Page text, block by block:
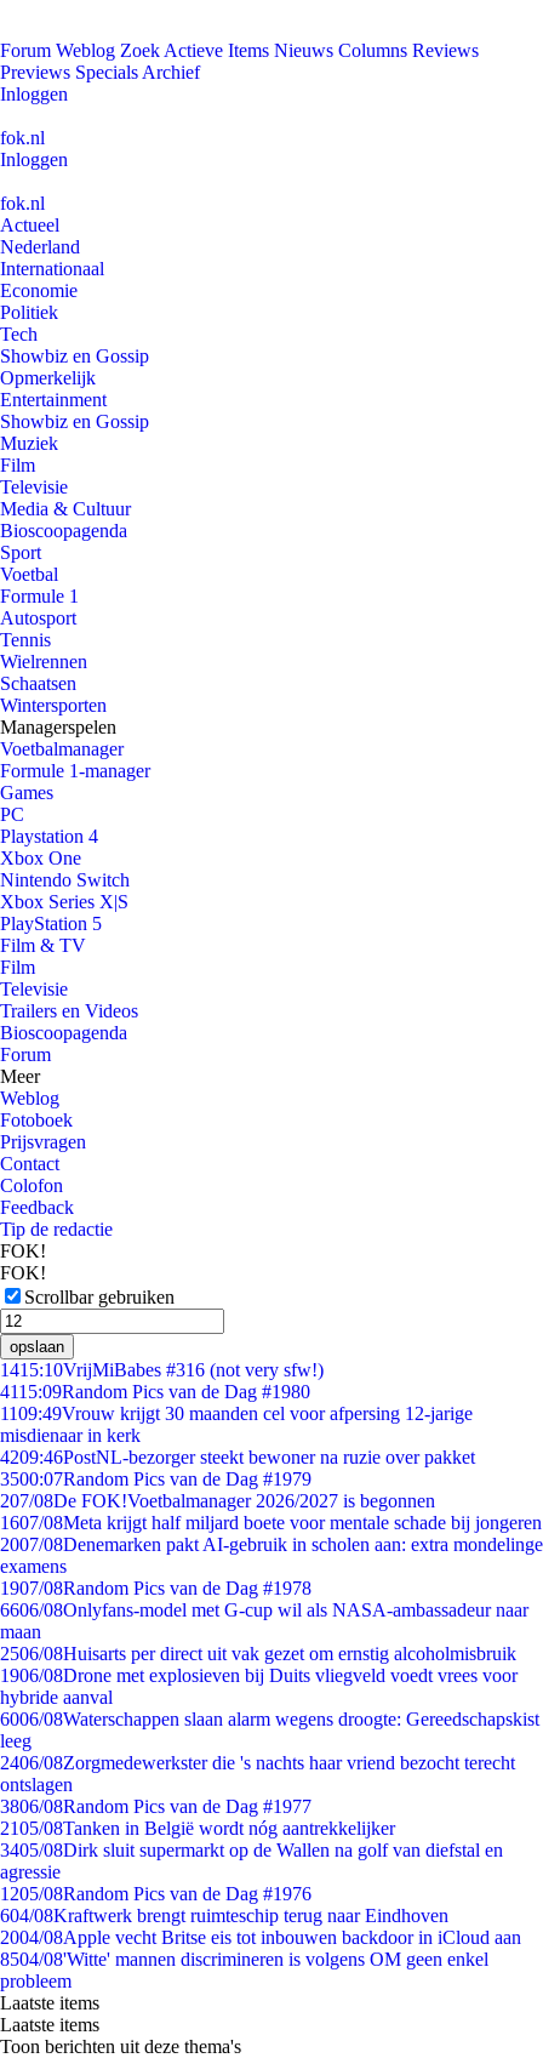
Forum Weblog Zoek Actieve Items Nieuws Columns Reviews
Previews Specials Archief
Inloggen
fok.nl
Inloggen
fok.nl
Actueel
Nederland
Internationaal
Economie
Politiek
Tech
Showbiz en Gossip
Opmerkelijk
Entertainment
Showbiz en Gossip
Muziek
Film
Televisie
Media & Cultuur
Bioscoopagenda
Sport
Voetbal
Formule 1
Autosport
Tennis
Wielrennen
Schaatsen
Wintersporten
Managerspelen
Voetbalmanager
Formule 1-manager
Games
PC
Playstation 4
Xbox One
Nintendo Switch
Xbox Series X|S
PlayStation 5
Film & TV
Film
Televisie
Trailers en Videos
Bioscoopagenda
Forum
Meer
Weblog
Fotoboek
Prijsvragen
Contact
Colofon
Feedback
Tip de redactie
FOK!
FOK!
Scrollbar gebruiken
opslaan
1415:10VrijMiBabes #316 (not very sfw!)
4115:09Random Pics van de Dag #1980
1109:49Vrouw krijgt 30 maanden cel voor afpersing 12-jarige
misdienaar in kerk
4209:46PostNL-bezorger steekt bewoner na ruzie over pakket
3500:07Random Pics van de Dag #1979
207/08De FOK!Voetbalmanager 2026/2027 is begonnen
1607/08Meta krijgt half miljard boete voor mentale schade bij jongeren
2007/08Denemarken pakt AI-gebruik in scholen aan: extra mondelinge
examens
1907/08Random Pics van de Dag #1978
6606/08Onlyfans-model met G-cup wil als NASA-ambassadeur naar
maan
2506/08Huisarts per direct uit vak gezet om ernstig alcoholmisbruik
1906/08Drone met explosieven bij Duits vliegveld voedt vrees voor
hybride aanval
6006/08Waterschappen slaan alarm wegens droogte: Gereedschapskist
leeg
2406/08Zorgmedewerkster die 's nachts haar vriend bezocht terecht
ontslagen
3806/08Random Pics van de Dag #1977
2105/08Tanken in België wordt nóg aantrekkelijker
3405/08Dirk sluit supermarkt op de Wallen na golf van diefstal en
agressie
1205/08Random Pics van de Dag #1976
604/08Kraftwerk brengt ruimteschip terug naar Eindhoven
2004/08Apple vecht Britse eis tot inbouwen backdoor in iCloud aan
8504/08'Witte' mannen discrimineren is volgens OM geen enkel
probleem
Laatste items
Laatste items
Toon berichten uit deze thema's